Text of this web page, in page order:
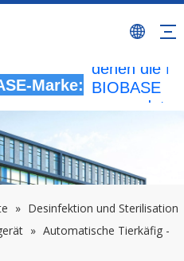
Marke:
Alle nicht
autorisierten
Aktivitäten,
denen die
BIOBASE
verwendet
Verletzung
Haftung
20240510
» Desinfektion und Sterilisation
» Automatische Tierkäfig -